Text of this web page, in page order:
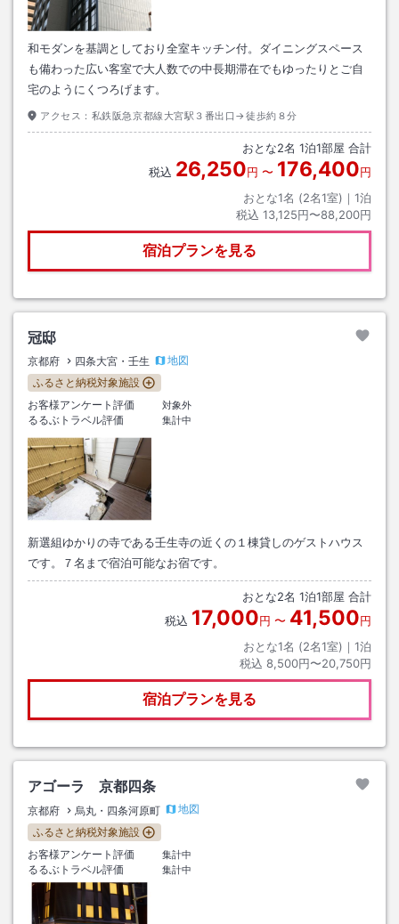
和モダンを基調としており全室キッチン付。ダイニングスペース
も備わった広い客室で大人数での中長期滞在でもゆったりとご自
宅のようにくつろげます。
アクセス： 私鉄阪急京都線大宮駅３番出口→徒歩約８分
おとな2名 1泊1部屋 合計
税込 26,250円 〜 176,400円
おとな1名 (2名1室)｜ 1泊
税込 13,125円〜88,200円
宿泊プランを見る
冠邸
京都府 四条大宮・壬生
地図
ふるさと納税対象施設
お客様アンケート評価
対象外
るるぶトラベル評価 集計中
新選組ゆかりの寺である壬生寺の近くの１棟貸しのゲストハウス
です。７名まで宿泊可能なお宿です。
おとな2名 1泊1部屋 合計
税込 17,000円 〜 41,500円
おとな1名 (2名1室)｜ 1泊
税込 8,500円〜20,750円
宿泊プランを見る
アゴーラ 京都四条
京都府 烏丸・四条河原町
地図
ふるさと納税対象施設
お客様アンケート評価
集計中
るるぶトラベル評価 集計中